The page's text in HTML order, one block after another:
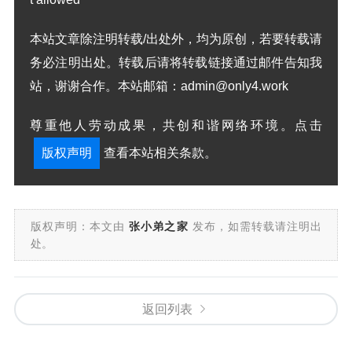
本站文章除注明转载/出处外，均为原创，若要转载请
务必注明出处。转载后请将转载链接通过邮件告知我
站，谢谢合作。本站邮箱：admin@only4.work
尊重他人劳动成果，共创和谐网络环境。点击
版权声明 查看本站相关条款。
版权声明：本文由 张小弟之家 发布，如需转载请注明出
处。
返回列表